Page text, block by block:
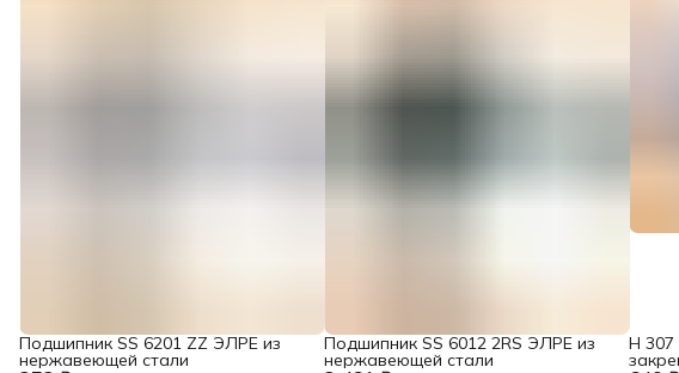
Подшипник SS 6201 ZZ ЭЛРЕ из
нержавеющей стали
Подшипник SS 6012 2RS ЭЛРЕ из
нержавеющей стали
H 307